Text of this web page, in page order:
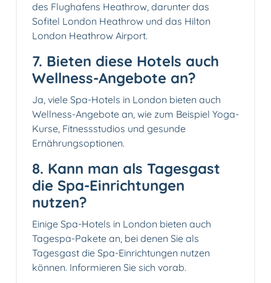
des Flughafens Heathrow, darunter das
Sofitel London Heathrow und das Hilton
London Heathrow Airport.
7. Bieten diese Hotels auch
Wellness-Angebote an?
Ja, viele Spa-Hotels in London bieten auch
Wellness-Angebote an, wie zum Beispiel Yoga-
Kurse, Fitnessstudios und gesunde
Ernährungsoptionen.
8. Kann man als Tagesgast
die Spa-Einrichtungen
nutzen?
Einige Spa-Hotels in London bieten auch
Tagespa-Pakete an, bei denen Sie als
Tagesgast die Spa-Einrichtungen nutzen
können. Informieren Sie sich vorab.